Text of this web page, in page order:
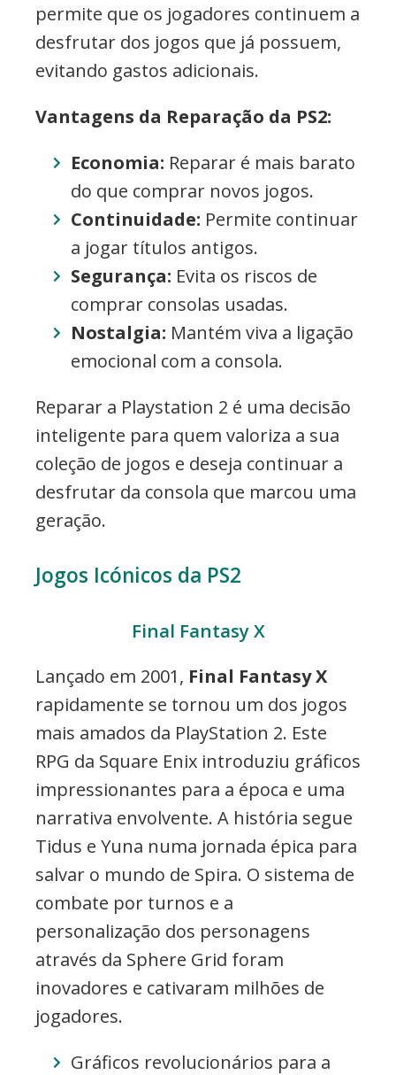
permite que os jogadores continuem a
desfrutar dos jogos que já possuem,
evitando gastos adicionais.
Vantagens da Reparação da PS2:
Economia: Reparar é mais barato
do que comprar novos jogos.
Continuidade: Permite continuar
a jogar títulos antigos.
Segurança: Evita os riscos de
comprar consolas usadas.
Nostalgia: Mantém viva a ligação
emocional com a consola.
Reparar a Playstation 2 é uma decisão
inteligente para quem valoriza a sua
coleção de jogos e deseja continuar a
desfrutar da consola que marcou uma
geração.
Jogos Icónicos da PS2
Final Fantasy X
Lançado em 2001, Final Fantasy X
rapidamente se tornou um dos jogos
mais amados da PlayStation 2. Este
RPG da Square Enix introduziu gráficos
impressionantes para a época e uma
narrativa envolvente. A história segue
Tidus e Yuna numa jornada épica para
salvar o mundo de Spira. O sistema de
combate por turnos e a
personalização dos personagens
através da Sphere Grid foram
inovadores e cativaram milhões de
jogadores.
Gráficos revolucionários para a